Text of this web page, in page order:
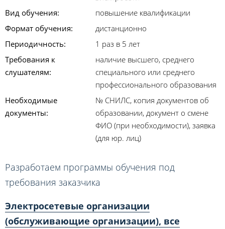
Вид обучения:
повышение квалификации
Формат обучения:
дистанционно
Периодичность:
1 раз в 5 лет
Требования к
слушателям:
наличие высшего, среднего
специального или среднего
профессионального образования
Необходимые
документы:
№ СНИЛС, копия документов об
образовании, документ о смене
ФИО (при необходимости), заявка
(для юр. лиц)
Разработаем программы обучения под
требования заказчика
Электросетевые организации
(обслуживающие организации), все